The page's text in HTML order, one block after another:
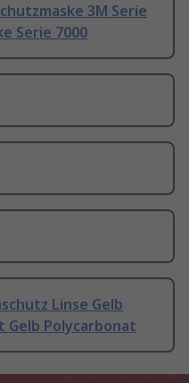
3M Serie
Serie 7000
Linse Gelb
Polycarbonat